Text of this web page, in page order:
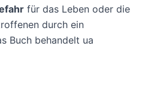
für das Leben oder die
durch ein
Buch behandelt ua